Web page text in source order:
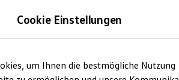
Cookie Einstellungen
um Ihnen die bestmögliche Nutzung